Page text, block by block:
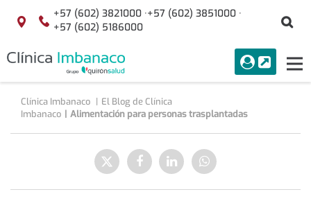
Localización
+57 (602) 3821000 ·+57 (602) 3851000 ·
+57 (602) 5186000
menuAcceso
Buscar
Clínica Imbanaco
El Blog de Clínica
Imbanaco
Alimentación para personas trasplantadas
Enviar
a
Twitter
Compartir
en
Facebook
Compartir
en
Linkedin
Compartir
en
WhatsApp